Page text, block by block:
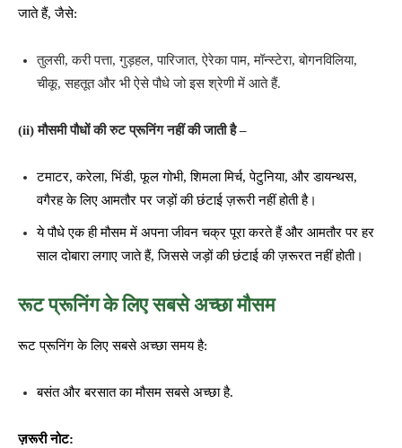
जाते हैं, जैसे:
तुलसी, करी पत्ता, गुड़हल, पारिजात, ऐरेका पाम, मॉन्स्टेरा, बोगनविलिया,
चीकू, सहतूत और भी ऐसे पौधे जो इस श्रेणी में आते हैं.
(ii) मौसमी पौधों की रुट प्रूनिंग नहीं की जाती है –
टमाटर, करेला, भिंडी, फूल गोभी, शिमला मिर्च, पेटुनिया, और डायन्थस,
वगैरह के लिए आमतौर पर जड़ों की छंटाई ज़रूरी नहीं होती है।
ये पौधे एक ही मौसम में अपना जीवन चक्र पूरा करते हैं और आमतौर पर हर
साल दोबारा लगाए जाते हैं, जिससे जड़ों की छंटाई की ज़रूरत नहीं होती।
रूट प्रूनिंग के लिए सबसे अच्छा मौसम
रूट प्रूनिंग के लिए सबसे अच्छा समय है:
बसंत और बरसात का मौसम सबसे अच्छा है.
ज़रूरी नोट: